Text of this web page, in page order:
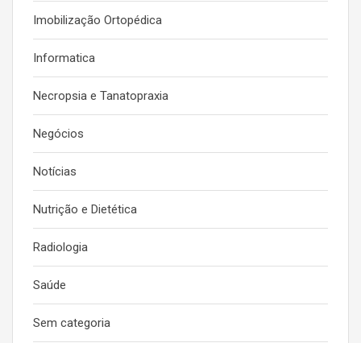
Imobilização Ortopédica
Informatica
Necropsia e Tanatopraxia
Negócios
Notícias
Nutrição e Dietética
Radiologia
Saúde
Sem categoria